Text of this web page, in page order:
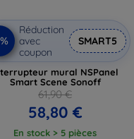
Réduction
avec
coupon
SMART5
mural NSPanel
Smart Scene Sonoff
61,90 €
58,80 €
En stock > 5 pièces